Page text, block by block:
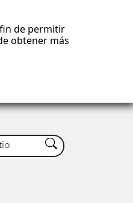
de permitir
obtener más
Buscar